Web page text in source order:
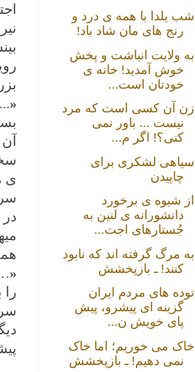
«
ی
در
«
را
شب یلدا با همه ی درد و
رنج های مان شاد باد!
به ولایت انباشت و پخش
خوش آمدید! خانه ی
خودتان است...
زن آن كسی است كه مرد
نيست ... باور نمی
کنی؟! اگر م...
سیاهی لشکری برای
چاپیدن
از شیوه ی برخورد
دانشورانه ی لنین به
جُستارهای اجت...
به مرگ گرفته اند که نابود
کنند! ـ بازپخشش
توده های مردم ایران
گزینه ای پیشرو، پیش
پای خویش ن...
خاک می خوریم؛ اما خاک
نمی دهیم! ـ بازپخشش